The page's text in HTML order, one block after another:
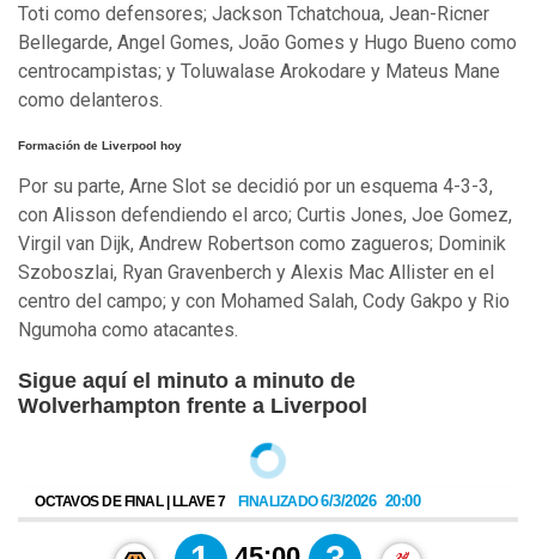
Toti como defensores; Jackson Tchatchoua, Jean-Ricner
Bellegarde, Angel Gomes, João Gomes y Hugo Bueno como
centrocampistas; y Toluwalase Arokodare y Mateus Mane
como delanteros.
Formación de Liverpool hoy
Por su parte, Arne Slot se decidió por un esquema 4-3-3,
con Alisson defendiendo el arco; Curtis Jones, Joe Gomez,
Virgil van Dijk, Andrew Robertson como zagueros; Dominik
Szoboszlai, Ryan Gravenberch y Alexis Mac Allister en el
centro del campo; y con Mohamed Salah, Cody Gakpo y Rio
Ngumoha como atacantes.
Sigue aquí el minuto a minuto de
Wolverhampton frente a Liverpool